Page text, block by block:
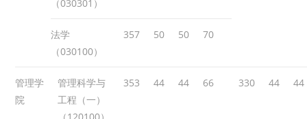
（030301）
法学
（030100）
357 50 50 70
管理学
院
管理科学与
工程（一）
（120100）
353 44 44 66 330 44 44